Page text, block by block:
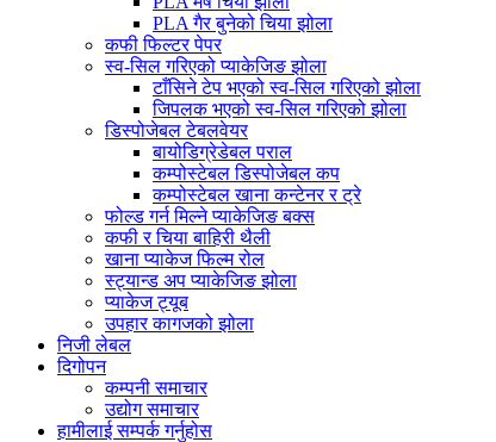
PLA गैर बुनेको चिया झोला
कफी फिल्टर पेपर
स्व-सिल गरिएको प्याकेजिङ झोला
टाँसिने टेप भएको स्व-सिल गरिएको झोला
जिपलक भएको स्व-सिल गरिएको झोला
डिस्पोजेबल टेबलवेयर
बायोडिग्रेडेबल पराल
कम्पोस्टेबल डिस्पोजेबल कप
कम्पोस्टेबल खाना कन्टेनर र ट्रे
फोल्ड गर्न मिल्ने प्याकेजिङ बक्स
कफी र चिया बाहिरी थैली
खाना प्याकेज फिल्म रोल
स्ट्यान्ड अप प्याकेजिङ झोला
प्याकेज ट्यूब
उपहार कागजको झोला
निजी लेबल
दिगोपन
कम्पनी समाचार
उद्योग समाचार
हामीलाई सम्पर्क गर्नुहोस